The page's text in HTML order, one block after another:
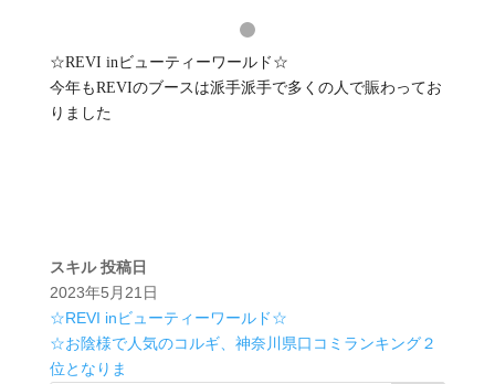
☆REVI inビューティーワールド☆
今年もREVIのブースは派手派手で多くの人で賑わってお
りました
スキル 投稿日
2023年5月21日
☆REVI inビューティーワールド☆
☆お陰様で人気のコルギ、神奈川県口コミランキング２
位となりま